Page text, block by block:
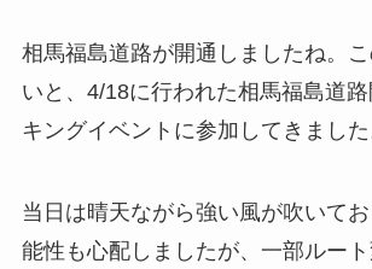
相馬福島道路が開通しましたね。
いと、4/18に行われた相馬福島道
キングイベントに参加してきました
当日は晴天ながら強い風が吹いて
能性も心配しましたが、一部ルー